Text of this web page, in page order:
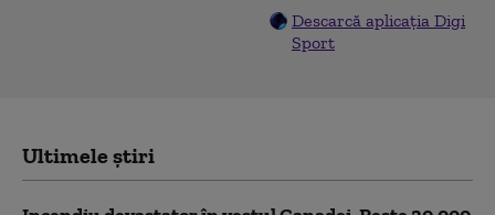
Descarcă aplicația Digi
Sport
Ultimele știri